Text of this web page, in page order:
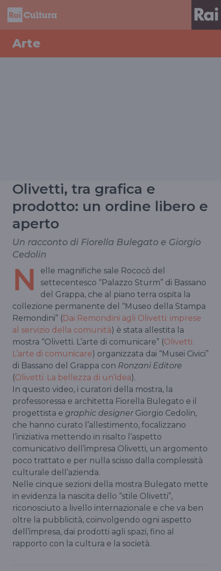
Arte
Olivetti, tra grafica e
prodotto: un ordine libero e
aperto
Un racconto di Fiorella Bulegato e Giorgio
Cedolin
N
elle magnifiche sale Rococò del
settecentesco “Palazzo Sturm” di Bassano
del Grappa, che al piano terra ospita la
collezione permanente del “Museo della Stampa
Remondini” (Dai Remondini agli Olivetti: imprese
al servizio della comunità) è stata allestita la
mostra “Olivetti. L’arte di comunicare” (Olivetti.
L’arte di comunicare) organizzata dai “Musei Civici”
di Bassano del Grappa con Ronzani Editore
(Olivetti. La bellezza di un’idea).
In questo video, i curatori della mostra, la
professoressa e architetta Fiorella Bulegato e il
progettista e graphic designerGiorgio Cedolin,
che hanno curato l’allestimento, focalizzano
l’iniziativa mettendo in risalto l’aspetto
comunicativo dell’impresa Olivetti, un argomento
poco trattato e per nulla scisso dalla complessità
culturale dell’azienda.
Nelle cinque sezioni della mostra Bulegato mette
in evidenza la nascita dello “stile Olivetti”,
riconosciuto a livello internazionale e che va ben
oltre la pubblicità, coinvolgendo ogni aspetto
dell’impresa, dai prodotti agli spazi, fino al
rapporto con la cultura e la società.